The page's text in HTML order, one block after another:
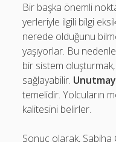
Bir başka önemli
yerleriyle ilgili bilgi
nerede olduğunu
yaşıyorlar. Bu
bir sistem
sağlayabilir.
temelidir. Yolcuların
kalitesini belirler.
Sonuç olarak, Sabiha